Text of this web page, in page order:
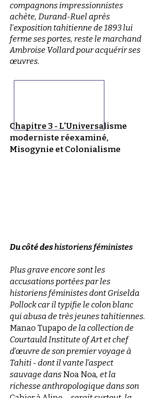
compagnons impressionnistes
achète, Durand-Ruel après
l'exposition tahitienne de 1893 lui
ferme ses portes, reste le marchand
Ambroise Vollard pour acquérir ses
œuvres.
Chapitre 3 - L'Universalisme
moderniste réexaminé,
Misogynie et Colonialisme
Du côté deshistoriens féministes
Plus grave encore sont les
accusations portées par les
historiens féministes dont Griselda
Pollock car il typifie le colon blanc
qui abusa de très jeunes tahitiennes.
Manao Tupapode la collection de
Courtauld Institute of Art et chef
d’œuvre de son premier voyage à
Tahiti - dont il vante l’aspect
sauvage dansNoa Noa, et la
richesse anthropologique dans son